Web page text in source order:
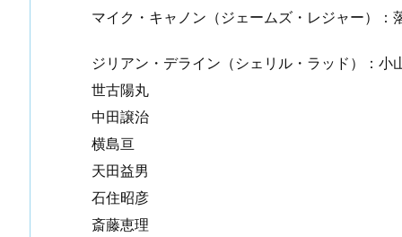
マイク・キャノン（ジェームズ・レジャー）：
ジリアン・デライン（シェリル・ラッド）：小
世古陽丸
中田譲治
横島亘
天田益男
石住昭彦
斎藤恵理